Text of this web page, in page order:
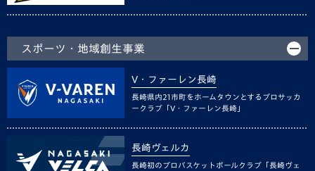
スポーツ・地域創生事業
V・ファーレン長崎
長崎県内21市町をホームタウンとするプロサッカ
ークラブ「V・ファーレン長崎」
長崎ヴェルカ
長崎初のプロバスケットボールクラブ「長崎ヴェ